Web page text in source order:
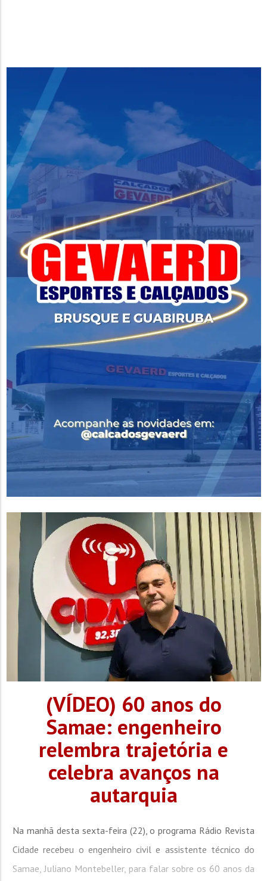
(VÍDEO) 60 anos do
Samae: engenheiro
relembra trajetória e
celebra avanços na
autarquia
Na manhã desta sexta-feira (22), o programa Rádio Revista
Cidade recebeu o engenheiro civil e assistente técnico do
Samae, Juliano Montebeller, para falar sobre os 60 anos da